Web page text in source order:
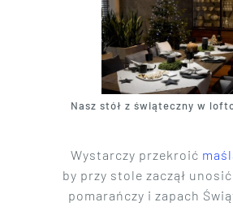
Nasz stół z świąteczny w
Wystarczy przekroić
by przy stole zaczął
pomarańczy i zapach